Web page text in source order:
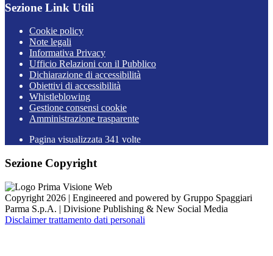
Sezione Link Utili
Cookie policy
Note legali
Informativa Privacy
Ufficio Relazioni con il Pubblico
Dichiarazione di accessibilità
Obiettivi di accessibilità
Whistleblowing
Gestione consensi cookie
Amministrazione trasparente
Pagina visualizzata 341 volte
Sezione Copyright
Copyright 2026 | Engineered and powered by Gruppo Spaggiari
Parma S.p.A. | Divisione Publishing & New Social Media
Disclaimer trattamento dati personali